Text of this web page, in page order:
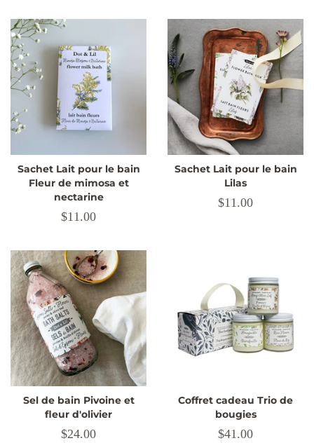
Sachet Lait pour le bain
Fleur de mimosa et
nectarine
Prix
$11.00
Sachet Lait pour le bain
Lilas
Prix
$11.00
Sel de bain Pivoine et
fleur d'olivier
Prix
$24.00
Coffret cadeau Trio de
bougies
Prix
$41.00